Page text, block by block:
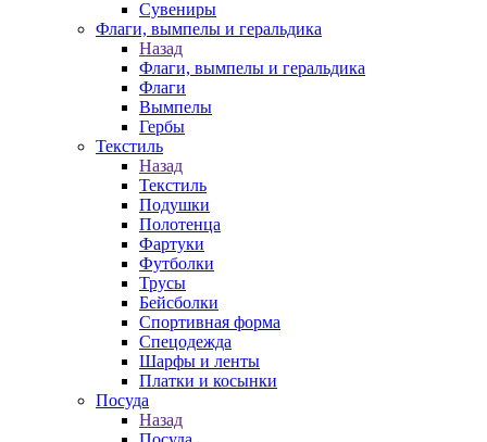
Сувениры
Флаги, вымпелы и геральдика
Назад
Флаги, вымпелы и геральдика
Флаги
Вымпелы
Гербы
Текстиль
Назад
Текстиль
Подушки
Полотенца
Фартуки
Футболки
Трусы
Бейсболки
Спортивная форма
Спецодежда
Шарфы и ленты
Платки и косынки
Посуда
Назад